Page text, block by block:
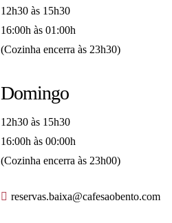
12h30 às 15h30
16:00h às 01:00h
(Cozinha encerra às 23h30)
Domingo
12h30 às 15h30
16:00h às 00:00h
(Cozinha encerra às 23h00)
reservas.baixa@cafesaobento.com